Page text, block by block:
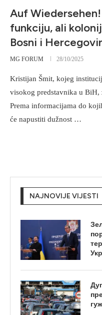
Auf
funkciju, ali
Bosni i
MG FORUM 28/10/2025
Kristijan Šmit, kojeg
visokog predstavnika u BiH,
Prema informacijama do
će napustiti dužnost …
NAJNOVIJE VIJESTI